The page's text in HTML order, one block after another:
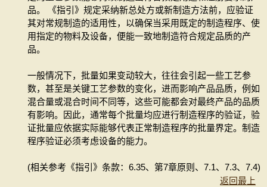
品。 《指引》规定采纳新总处方或新制造方法前，应验证
其对常规制造的适用性，以确保当采用既定的制造程序、使
用指定的物料及设备，便能一致地制造符合规定品质的产
品。
一般情况下，批量如果变动较大，往往会引起一些工艺参
数，甚至是关键工艺参数的变化，进而影响产品品质，例如
混合量或混合时间不同等，这些可能都会对最终产品的品质
有影响。因此，通常每个批量均应进行制造程序的验证，验
证批量应依据实际能够代表正常制造程序的批量界定。制造
程序验证必须考虑设备的能力。
(相关参考《指引》条款：6.35、第7章原则、7.1、7.3、7.4)
返回最上